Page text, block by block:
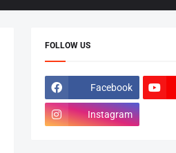
FOLLOW US
Facebook
Instagram